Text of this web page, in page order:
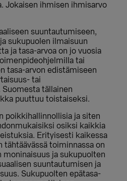
Jokaisen ihmisen ihmisarvo
suuntautumiseen,
sukupuolen ilmaisuun
ja tasa-arvoa on jo vuosia
tai
tasa-arvon edistämiseen
tai
tällainen
puuttuu toistaiseksi.
poikkihallinnollisia ja siten
osiksi kaikkia
Erityisesti kaikessa
tähtäävässä toiminnassa on
moninaisuus ja sukupuolten
suuntautumisen ja
Sukupuolten epätasa-